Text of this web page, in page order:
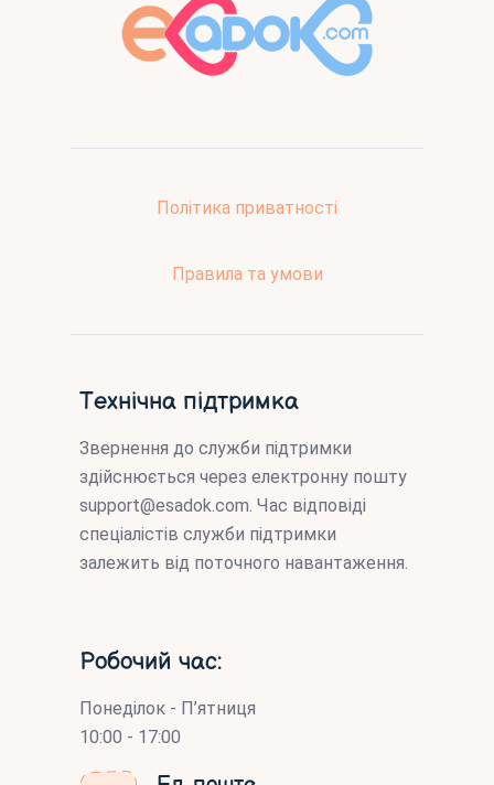
Політика приватності
Правила та умови
Технічна підтримка
Звернення до служби підтримки
здійснюється через електронну пошту
support@esadok.com. Час відповіді
спеціалістів служби підтримки
залежить від поточного навантаження.
Робочий час:
Понеділок - П’ятниця
10:00 - 17:00